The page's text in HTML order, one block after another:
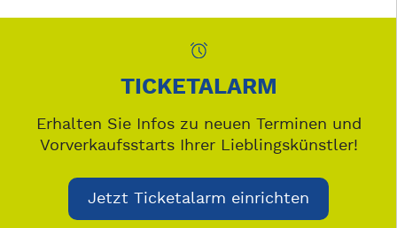
TICKETALARM
Erhalten Sie Infos zu neuen Terminen und
Vorverkaufsstarts Ihrer Lieblingskünstler!
Jetzt Ticketalarm einrichten